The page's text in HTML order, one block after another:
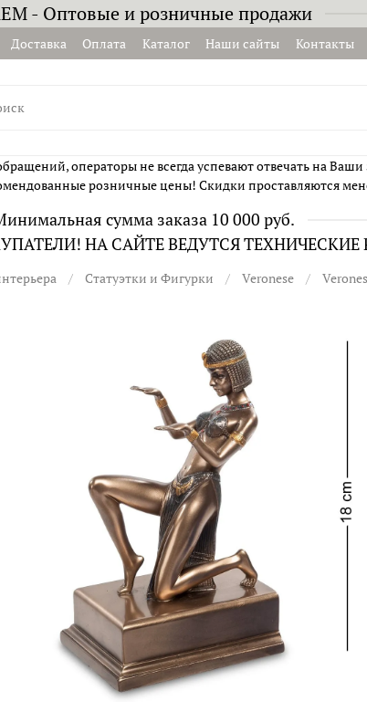
- Оптовые и розничные продажи
Доставка Оплата Каталог Наши сайты Контакты
операторы не всегда успевают отвечать на
розничные цены! Скидки проставляются
сумма заказа 10 000 руб.
НА САЙТЕ ВЕДУТСЯ ТЕХНИЧЕСКИЕ
Статуэтки и Фигурки Veronese